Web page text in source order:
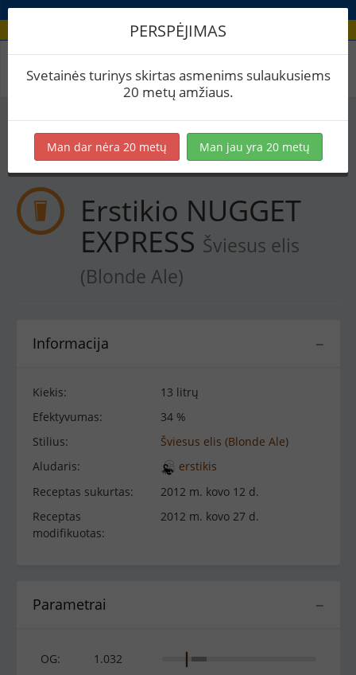
Receptas / Erstikio NUGGET EXPRESS
Virimai (1)
BeerXML
Erstikio NUGGET
EXPRESS Šviesus elis
(Blonde Ale)
−
Informacija
Kiekis:
13 litrų
Efektyvumas:
34 %
Stilius:
Šviesus elis (Blonde Ale)
Aludaris:
erstikis
Receptas sukurtas:
2012 m. kovo 12 d.
Receptas
modifikuotas:
2012 m. kovo 27 d.
−
Parametrai
OG: 1.032
PERSPĖJIMAS
Svetainės turinys skirtas asmenims sulaukusiems
20 metų amžiaus.
Man dar nėra 20 metų Man jau yra 20 metų